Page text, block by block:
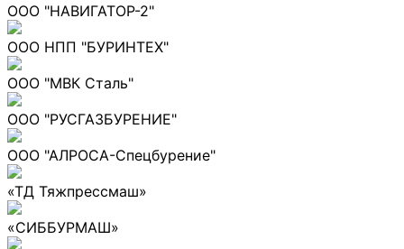
ООО "НАВИГАТОР-2"
ООО НПП "БУРИНТЕХ"
ООО "МВК Сталь"
ООО "РУСГАЗБУРЕНИЕ"
ООО "АЛРОСА-Спецбурение"
«ТД Тяжпрессмаш»
«СИББУРМАШ»